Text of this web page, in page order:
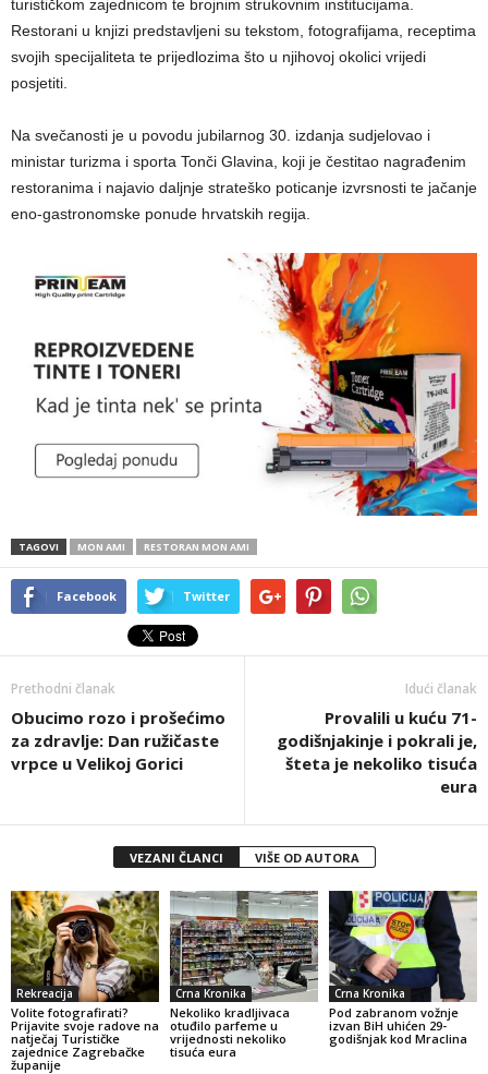
turističkom zajednicom te brojnim strukovnim institucijama.
Restorani u knjizi predstavljeni su tekstom, fotografijama, receptima
svojih specijaliteta te prijedlozima što u njihovoj okolici vrijedi
posjetiti.
Na svečanosti je u povodu jubilarnog 30. izdanja sudjelovao i
ministar turizma i sporta Tonči Glavina, koji je čestitao nagrađenim
restoranima i najavio daljnje strateško poticanje izvrsnosti te jačanje
eno-gastronomske ponude hrvatskih regija.
TAGOVI MON AMI RESTORAN MON AMI
Facebook Twitter
Prethodni članak
Obucimo rozo i prošećimo
za zdravlje: Dan ružičaste
vrpce u Velikoj Gorici
Idući članak
Provalili u kuću 71-
godišnjakinje i pokrali je,
šteta je nekoliko tisuća
eura
VEZANI ČLANCI VIŠE OD AUTORA
Rekreacija
Volite fotografirati?
Prijavite svoje radove na
natječaj Turističke
zajednice Zagrebačke
županije
Crna Kronika
Nekoliko kradljivaca
otuđilo parfeme u
vrijednosti nekoliko
tisuća eura
Crna Kronika
Pod zabranom vožnje
izvan BiH uhićen 29-
godišnjak kod Mraclina